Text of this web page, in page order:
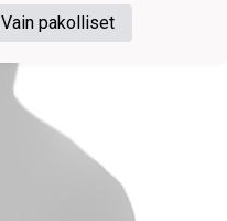
Vain pakolliset